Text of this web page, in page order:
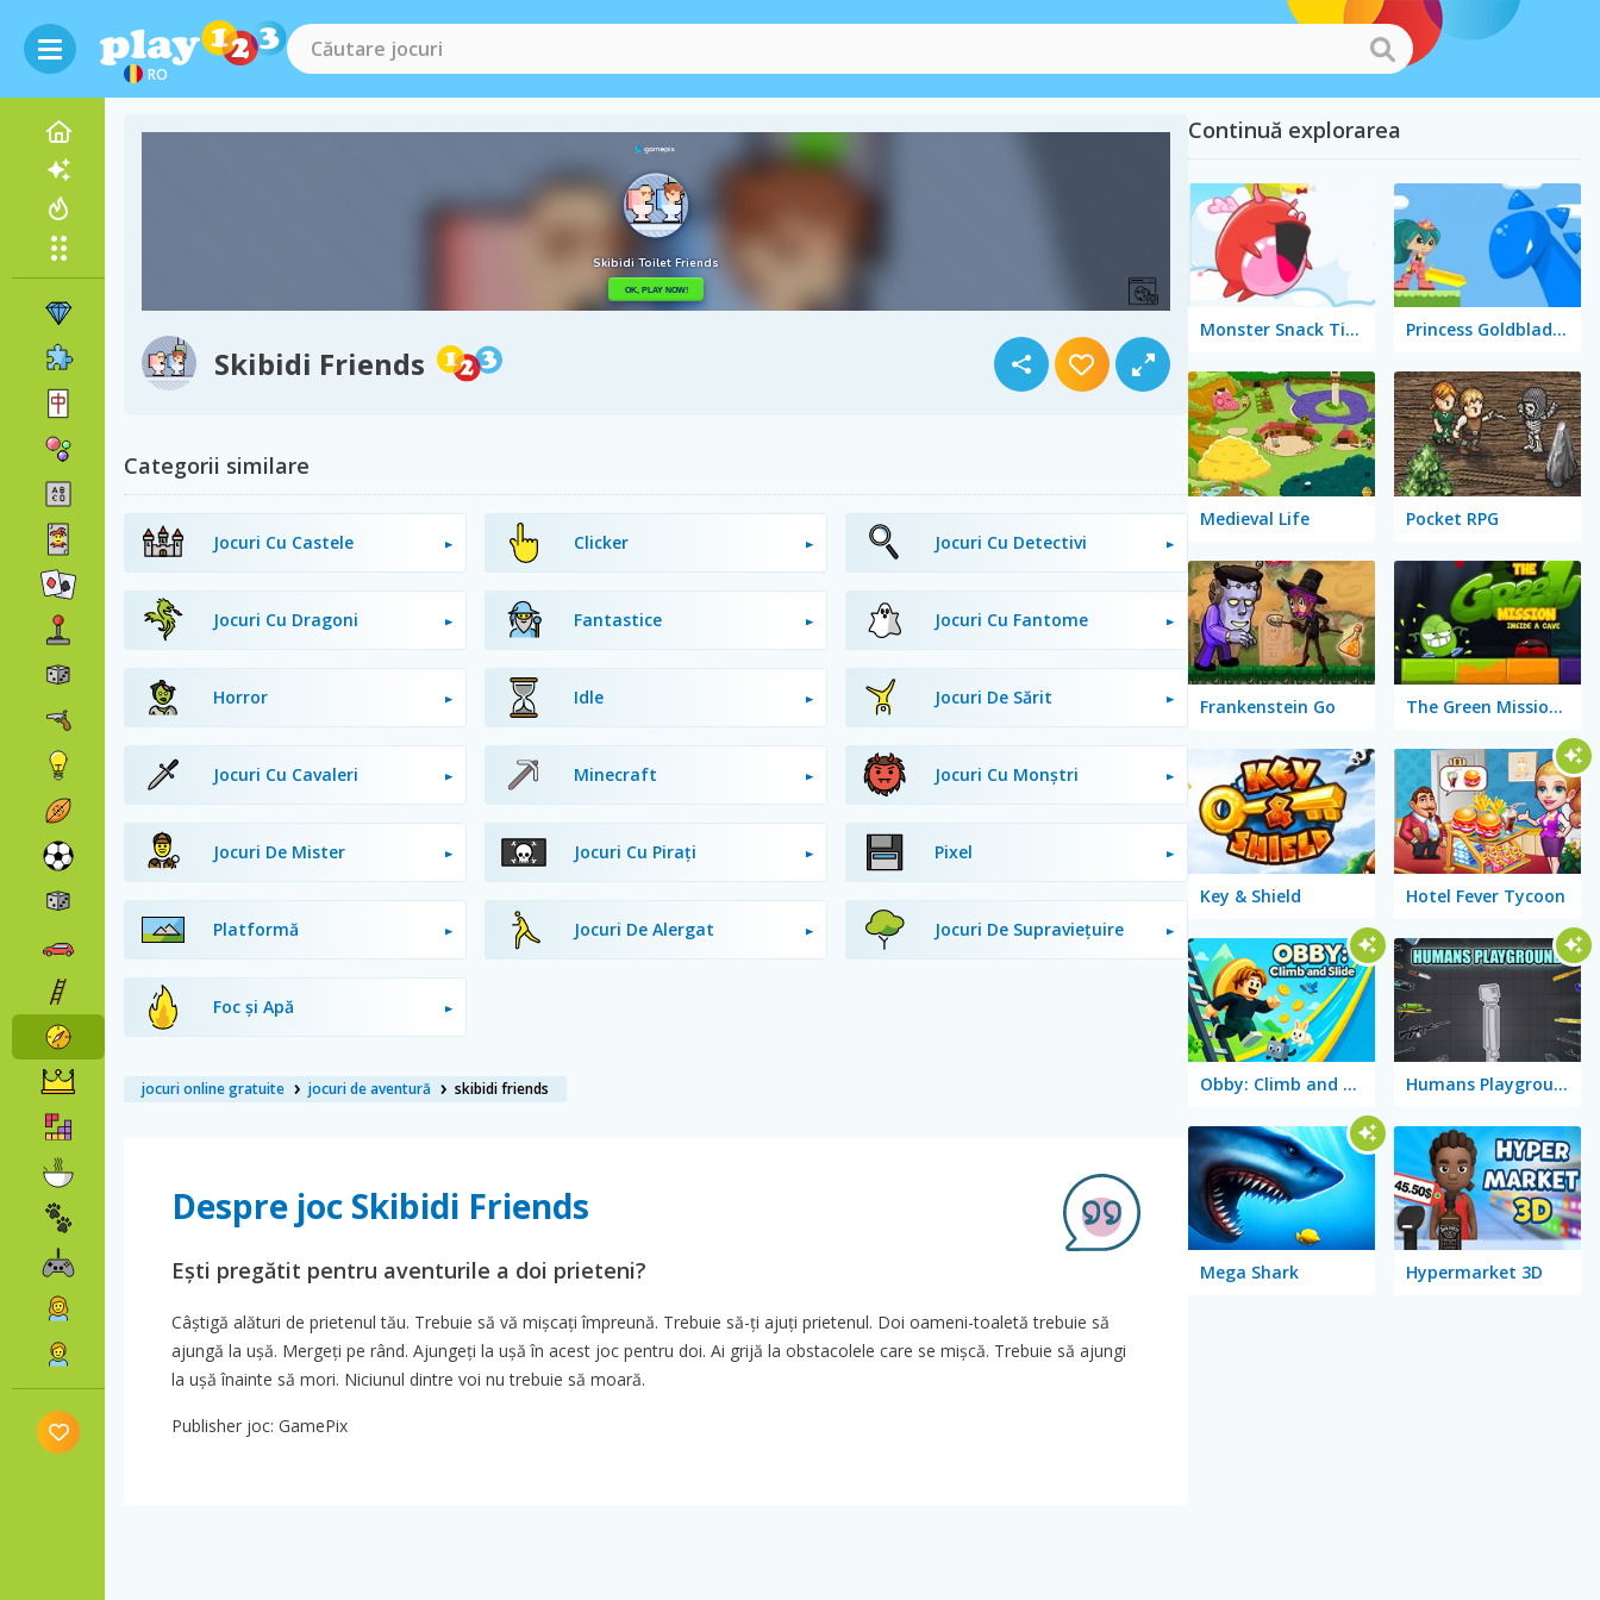
RO
Skibidi Friends
Categorii similare
Jocuri Cu Castele Clicker Jocuri Cu Detectivi
Jocuri Cu Dragoni Fantastice Jocuri Cu Fantome
Horror Idle Jocuri De Sărit
Jocuri Cu Cavaleri Minecraft Jocuri Cu Monștri
Jocuri De Mister Jocuri Cu Pirați Pixel
Platformă Jocuri De Alergat Jocuri De Supraviețuire
Foc și Apă
jocuri online gratuite jocuri de aventură skibidi friends
Despre joc Skibidi Friends
Ești pregătit pentru aventurile a doi prieteni?
Câștigă alături de prietenul tău. Trebuie să vă mișcați împreună. Trebuie să-ți ajuți prietenul. Doi oameni-toaletă trebuie să
ajungă la ușă. Mergeți pe rând. Ajungeți la ușă în acest joc pentru doi. Ai grijă la obstacolele care se mișcă. Trebuie să ajungi
la ușă înainte să mori. Niciunul dintre voi nu trebuie să moară.
Publisher joc: GamePix
Continuă explorarea
Monster Snack Time Princess Goldblade and the Dangerous Water
Medieval Life Pocket RPG
Frankenstein Go The Green Mission: Inside a Cave
Key & Shield Hotel Fever Tycoon
Obby: Climb and Slide Humans Playground
Mega Shark Hypermarket 3D